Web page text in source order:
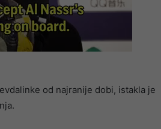
od najranije dobi, istakla je